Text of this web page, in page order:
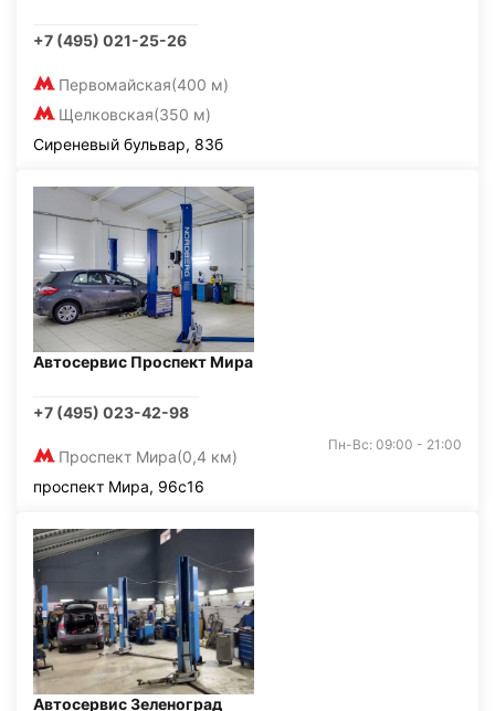
+7 (495) 021-25-26
Первомайская(400 м)
Щелковская(350 м)
Сиреневый бульвар, 83б
Автосервис Проспект Мира
+7 (495) 023-42-98
Проспект Мира(0,4 км)
Пн-Вс: 09:00 - 21:00
проспект Мира, 96с16
Автосервис Зеленоград